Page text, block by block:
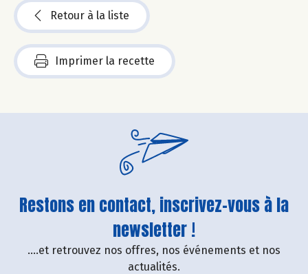
Retour à la liste
Imprimer la recette
Restons en contact, inscrivez-vous à la
newsletter !
....et retrouvez nos offres, nos événements et nos
actualités.